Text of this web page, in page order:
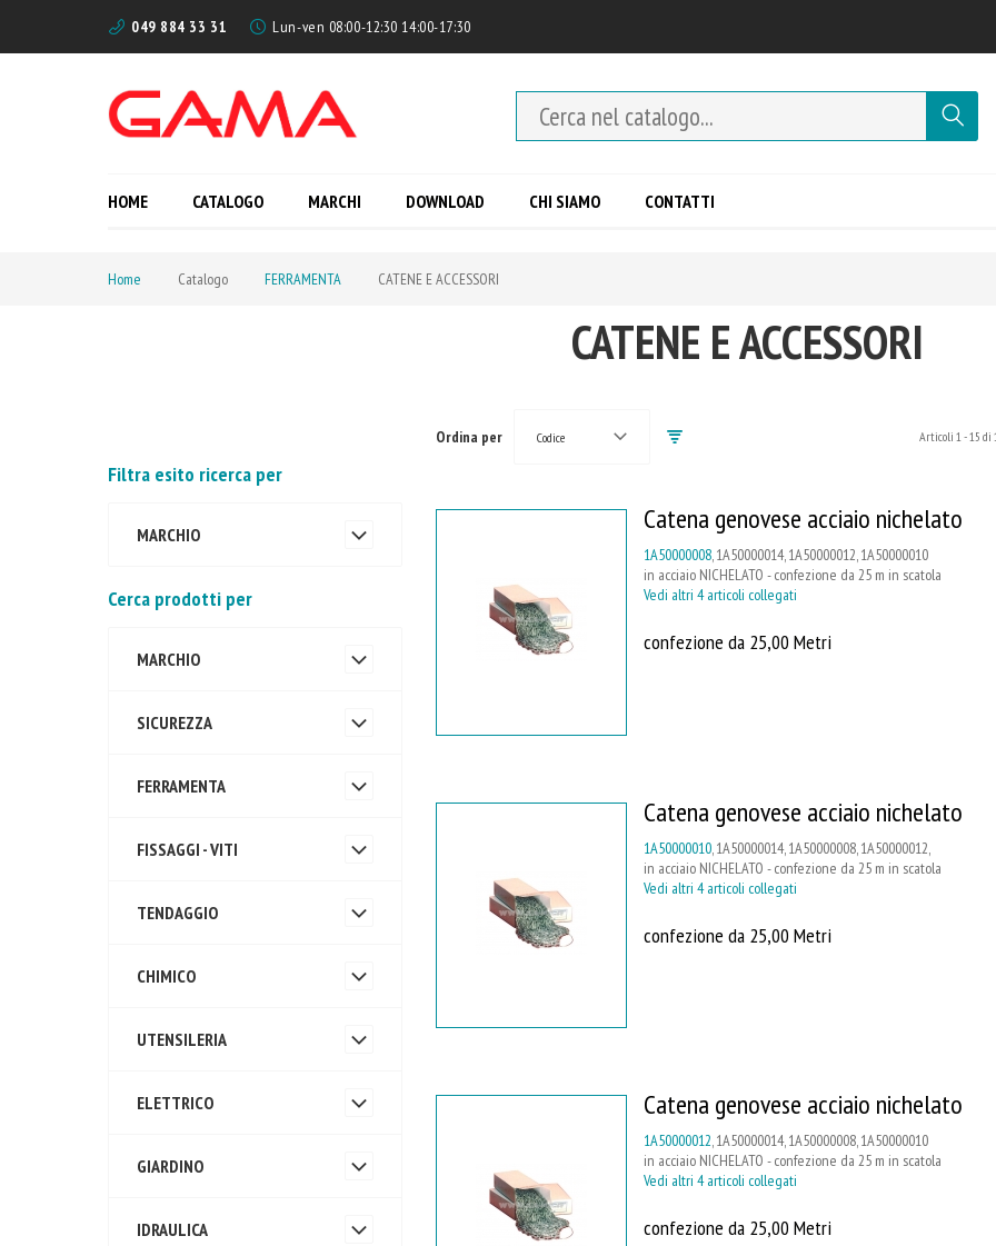
049 884 33 31 Lun-ven 08:00-12:30 14:00-17:30
HOME CATALOGO MARCHI DOWNLOAD CHI SIAMO CONTATTI
Home Catalogo FERRAMENTA CATENE E ACCESSORI
CATENE E ACCESSORI
Ordina per Codice Articoli 1-15 di
Catena genovese acciaio nichelato
1A50000008, 1A50000014, 1A50000012, 1A50000010
in acciaio NICHELATO - confezione da 25 m in scatola
Vedi altri 4 articoli collegati
confezione da 25,00 Metri
Catena genovese acciaio nichelato
1A50000010, 1A50000014, 1A50000008, 1A50000012,
in acciaio NICHELATO - confezione da 25 m in scatola
Vedi altri 4 articoli collegati
confezione da 25,00 Metri
Catena genovese acciaio nichelato
1A50000012, 1A50000014, 1A50000008, 1A50000010
in acciaio NICHELATO - confezione da 25 m in scatola
Vedi altri 4 articoli collegati
confezione da 25,00 Metri
Filtra esito ricerca per
MARCHIO
Cerca prodotti per
MARCHIO
SICUREZZA
FERRAMENTA
FISSAGGI - VITI
TENDAGGIO
CHIMICO
UTENSILERIA
ELETTRICO
GIARDINO
IDRAULICA